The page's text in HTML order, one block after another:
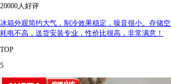
20000人好评
冰箱外观简约大气，制冷效果稳定，噪音很小。存储
耗电不高，送货安装专业，性价比很高，非常满意！
TOP
5